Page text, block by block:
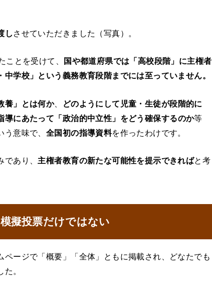
し させていただきました（写真）。
ことを受けて、
国や都道府県では「高校段階」に主権者
学校」という義務教育段階までには至っていません。
養」とは何か、
どのようにして児童・生徒が段階的に
導にあたって「政治的中立性」をどう確保するのか等
意味で、 全国初の指導資料を作ったわけです。
あり、 主権者教育の新たな可能性を提示できればと考
擬投票だけではない
ージで「概要」「全体」ともに掲載され、どなたでも
。